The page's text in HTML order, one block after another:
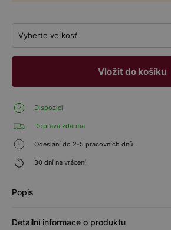
Vyberte veľkosť
Vložit do košíku
Dispozici
Doprava zdarma
Odeslání do 2-5 pracovních dnů
30 dní na vrácení
Popis
Detailní informace o produktu